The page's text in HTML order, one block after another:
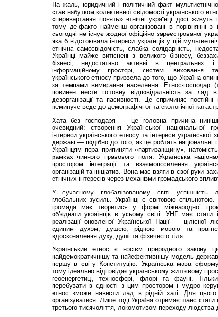
На жаль, юридичний і політичний факт
став набутком колективної свідомості українського
«перевертання понять» етнічні українці досі
тому де-факто найменш організовані в порівнянні
сьогодні не існує жодної офіційно зареєстрованої
яка б відстоювала інтереси українців у цій
етнічна самосвідомість, слабка солідарність,
Українці майже витіснені з великого бізнесу,
бізнесі, недостатньо активні в центральних
інформаційному просторі, системі виховання та
українського етносу призвела до того, що Україна
за темпами вимирання населення. Етнос-господар
повинен нести головну відповідальність за лад
дезорганізації та пасивності. Це спричиняє постійні
неминуче веде до демографічної та екологічної
Хата без господаря — це головна причина
очевидний: створення Української національної
інтереси українського етносу та інтереси української
державі — подібно до того, як це роблять національні
Українцям пора припиняти «партизанщину»,
рамках чинного правового поля. Українська
простором інтеграції та взаємопосилення
організацій та ініціатив. Вона має взяти в свої руки
етнічних інтересів через механізми громадського
У сучасному глобалізованому світі успішність
глобальних зусиль. Українці є світовою спільнотою.
громада має творитися у формі міжнародної
об’єднати українців в усьому світі. УНГ має
реалізації оновленої Української Нації — цілісної
єдиним духом, душею, рідною мовою та
вдосконалення духу, душі та фізичного тіла.
Український етнос є носієм природного закону
найдемократичнішу та найефективнішу модель
першу в світу Конституцію. Українська мова
тому ідеально відповідає українському життєвому
геоенергетиці, техносфері, флорі та фауні.
перебувати в єдності з цим простором і мудро
етнос зможе навести лад в рідній хаті. Для
організуватися. Лише тоді Україна отримає шанс
третього тисячоліття, локомотивом переходу людства